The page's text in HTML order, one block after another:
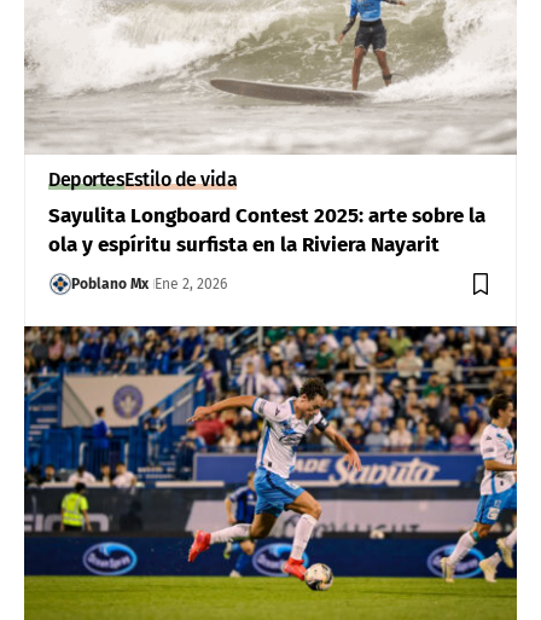
DeportesEstilo de vida
Sayulita Longboard Contest 2025: arte sobre la
ola y espíritu surfista en la Riviera Nayarit
Poblano Mx Ene 2, 2026